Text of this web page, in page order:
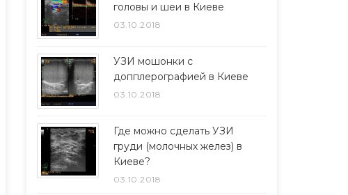
головы и шеи в Киеве
03.10.2018
УЗИ мошонки с
допплерографией в Киеве
03.10.2018
Где можно сделать УЗИ
груди (молочных желез) в
Киеве?
03.10.2018